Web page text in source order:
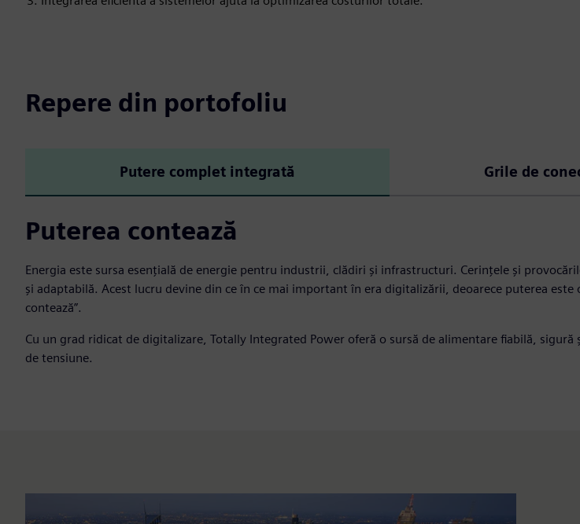
Repere din portofoliu
Putere complet integrată Grile de
Puterea contează
Energia este sursa esențială de energie pentru industrii, clădiri și infrastructuri. Cerințele și
și adaptabilă. Acest lucru devine din ce în ce mai important în era digitalizării, deoarece puterea
contează”.
Cu un grad ridicat de digitalizare, Totally Integrated Power oferă o sursă de alimentare fiabilă,
de tensiune.